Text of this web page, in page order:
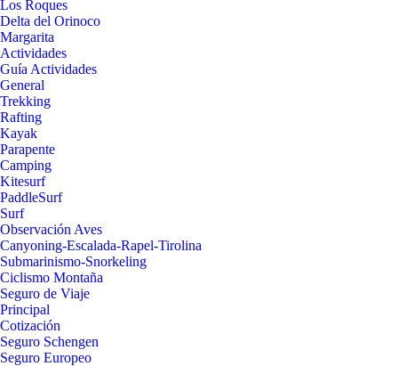
Los Roques
Delta del Orinoco
Margarita
Actividades
Guía Actividades
General
Trekking
Rafting
Kayak
Parapente
Camping
Kitesurf
PaddleSurf
Surf
Observación Aves
Canyoning-Escalada-Rapel-Tirolina
Submarinismo-Snorkeling
Ciclismo Montaña
Seguro de Viaje
Principal
Cotización
Seguro Schengen
Seguro Europeo